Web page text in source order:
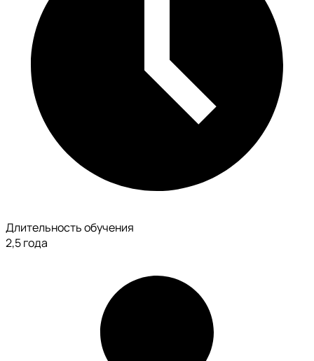
Длительность обучения
2,5 года